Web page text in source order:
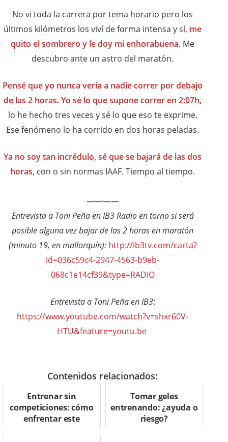
No vi toda la carrera por tema horario pero los
últimos kilómetros los viví de forma intensa y sí, me
quito el sombrero y le doy mi enhorabuena. Me
descubro ante un astro del maratón.
Pensé que yo nunca vería a nadie correr por debajo
de las 2 horas. Yo sé lo que supone correr en 2:07h,
lo he hecho tres veces y sé lo que eso te exprime.
Ese fenómeno lo ha corrido en dos horas peladas.
Ya no soy tan incrédulo, sé que se bajará de las dos
horas, con o sin normas IAAF. Tiempo al tiempo.
————
Entrevista a Toni Peña en IB3 Radio en torno si será
posible alguna vez bajar de las 2 horas en maratón
(minuto 19, en mallorquín): http://ib3tv.com/carta?
id=036c59c4-2947-4563-b9eb-
068c1e14cf39&type=RADIO
Entrevista a Toni Peña en IB3:
https://www.youtube.com/watch?v=shxr60V-
HTU&feature=youtu.be
Contenidos relacionados:
Entrenar sin
competiciones: cómo
enfrentar este
Tomar geles
entrenando: ¿ayuda o
riesgo?